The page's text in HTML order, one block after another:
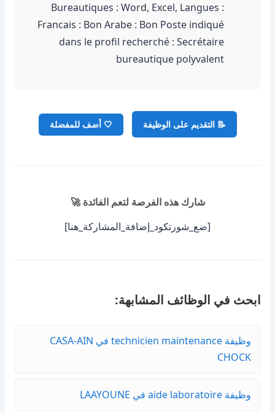
Bureautiques : Word, Excel, Langues :
Francais : Bon Arabe : Bon Poste indiqué
dans le profil recherché : Secrétaire
bureautique polyvalent
📝 التقديم على الوظيفة 🤍 أضف للمفضلة
شارك هذه الفرصة لتعم الفائدة 🚀
[ضع_شورتكود_إضافة_المشاركة_هنا]
ابحث في الوظائف المشابهة:
وظيفة technicien maintenance في CASA-AIN
CHOCK
وظيفة aide laboratoire في LAAYOUNE